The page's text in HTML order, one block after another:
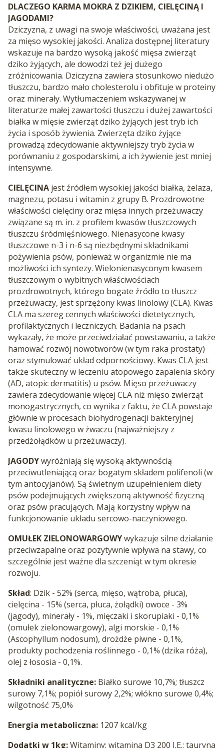
DLACZEGO KARMA MOKRA Z DZIKIEM, CIELĘCINĄ I
JAGODAMI?
Dziczyzna, z uwagi na swoje właściwości, uważana jest
za mięso wysokiej jakości. Analiza dostępnej literatury
wskazuje na bardzo wysoką jakość mięsa zwierząt
dziko żyjących, ale dowodzi też jej dużego
zróżnicowania. Dziczyzna zawiera stosunkowo niedużo
tłuszczu, bardzo mało cholesterolu i obfituje w proteiny
oraz minerały. Wytłumaczeniem wskazywanej w
literaturze małej zawartości tłuszczu i dużej zawartości
białka w mięsie zwierząt dziko żyjących jest tryb ich
życia i sposób żywienia. Zwierzęta dziko żyjące
prowadzą zdecydowanie aktywniejszy tryb życia w
porównaniu z gospodarskimi, a ich żywienie jest mniej
intensywne.
CIELĘCINA jest źródłem wysokiej jakości białka, żelaza,
magnezu, potasu i witamin z grupy B. Prozdrowotne
właściwości cielęciny oraz mięsa innych przeżuwaczy
związane są m. in. z profilem kwasów tłuszczowych
tłuszczu śródmięśniowego. Nienasycone kwasy
tłuszczowe n-3 i n-6 są niezbędnymi składnikami
pożywienia psów, ponieważ w organizmie nie ma
możliwości ich syntezy. Wielonienasyconym kwasem
tłuszczowym o wybitnych właściwościach
prozdrowotnych, którego bogate źródło to tłuszcz
przeżuwaczy, jest sprzężony kwas linolowy (CLA). Kwas
CLA ma szereg cennych właściwości dietetycznych,
profilaktycznych i leczniczych. Badania na psach
wykazały, że może przeciwdziałać powstawaniu, a także
hamować rozwój nowotworów (w tym raka prostaty)
oraz stymulować układ odpornościowy. Kwas CLA jest
także skuteczny w leczeniu atopowego zapalenia skóry
(AD, atopic dermatitis) u psów. Mięso przeżuwaczy
zawiera zdecydowanie więcej CLA niż mięso zwierząt
monogastrycznych, co wynika z faktu, że CLA powstaje
głównie w procesach biohydrogenacji bakteryjnej
kwasu linolowego w żwaczu (najważniejszy z
przedżołądków u przeżuwaczy).
JAGODYwyróżniają się wysoką aktywnością
przeciwutleniającą oraz bogatym składem polifenoli (w
tym antocyjanów). Są świetnym uzupełnieniem diety
psów podejmujących zwiększoną aktywność fizyczną
oraz psów pracujących. Mają korzystny wpływ na
funkcjonowanie układu sercowo-naczyniowego.
OMUŁEK ZIELONOWARGOWYwykazuje silne działanie
przeciwzapalne oraz pozytywnie wpływa na stawy, co
szczególnie jest ważne dla szczeniąt w tym okresie
rozwoju.
Skład: Dzik - 52% (serca, mięso, wątroba, płuca),
cielęcina - 15% (serca, płuca, żołądki) owoce - 3%
(jagody), minerały - 1%, mięczaki i skorupiaki - 0,1%
(omułek zielonowargowy), algi morskie - 0,1%
(Ascophyllum nodosum), drożdże piwne - 0,1%,
produkty pochodzenia roślinnego - 0,1% (dzika róża),
olej z łososia - 0,1%.
Składniki analityczne: Białko surowe 10,7%; tłuszcz
surowy 7,1%; popiół surowy 2,2%; włókno surowe 0,4%;
wilgotność 75,0%
Energia metaboliczna: 1207 kcal/kg
Dodatki w 1kg:Witaminy: witamina D3 200 I.E.; tauryna